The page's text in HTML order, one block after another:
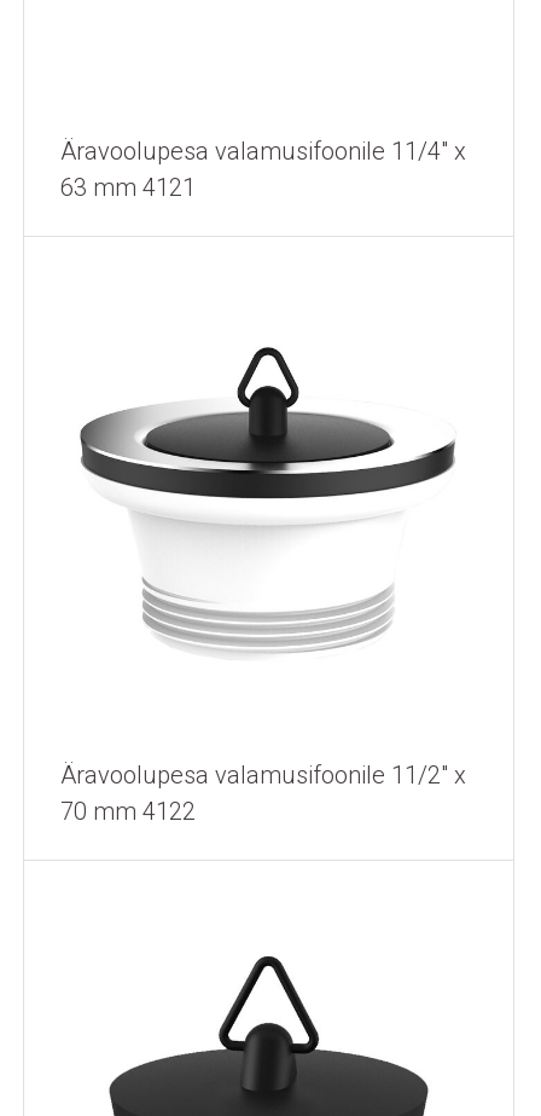
Äravoolupesa valamusifoonile 11/4" x
63 mm 4121
Äravoolupesa valamusifoonile 11/2" x
70 mm 4122